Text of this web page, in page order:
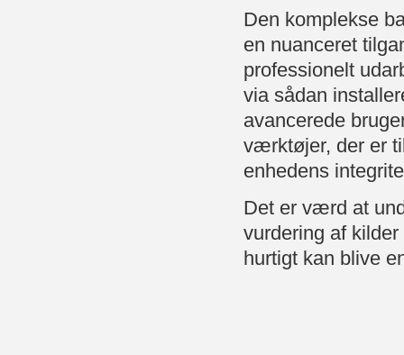
Den komplekse
en nuanceret
professionelt
via sådan
avancerede
værktøjer, der er
enhedens
Det er værd at
vurdering af
hurtigt kan blive